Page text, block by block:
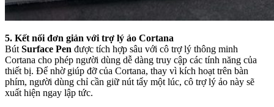
5. Kết nối đơn giản với trợ lý ảo Cortana
BútSurface Pen được tích hợp sâu với cô trợ lý thông minh
Cortana cho phép người dùng dễ dàng truy cập các tính năng của
thiết bị. Để nhờ giúp đỡ của Cortana, thay vì kích hoạt trên bàn
phím, người dùng chỉ cần giữ nút tẩy một lúc, cô trợ lý ảo này sẽ
xuất hiện ngay lập tức.